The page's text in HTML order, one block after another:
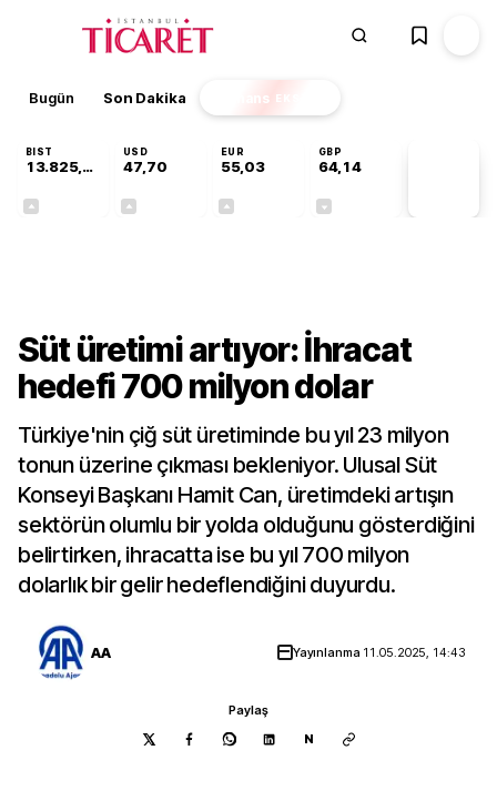
Bugün Son Dakika Finans EKSTRA
BIST
13.825,88
USD
47,70
EUR
55,03
GBP
64,14
Süt üretimi artıyor: İhracat
hedefi 700 milyon dolar
Türkiye'nin çiğ süt üretiminde bu yıl 23 milyon
tonun üzerine çıkması bekleniyor. Ulusal Süt
Konseyi Başkanı Hamit Can, üretimdeki artışın
sektörün olumlu bir yolda olduğunu gösterdiğini
belirtirken, ihracatta ise bu yıl 700 milyon
dolarlık bir gelir hedeflendiğini duyurdu.
AA Yayınlanma 11.05.2025, 14:43
Paylaş
N